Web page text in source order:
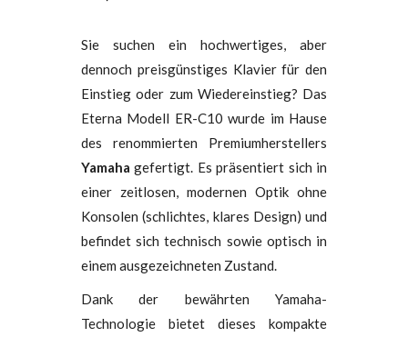
Sie suchen ein hochwertiges, aber
dennoch preisgünstiges Klavier für den
Einstieg oder zum Wiedereinstieg? Das
Eterna Modell ER-C10 wurde im Hause
des renommierten Premiumherstellers
Yamaha gefertigt. Es präsentiert sich in
einer zeitlosen, modernen Optik ohne
Konsolen (schlichtes, klares Design) und
befindet sich technisch sowie optisch in
einem ausgezeichneten Zustand.
Dank der bewährten Yamaha-
Technologie bietet dieses kompakte